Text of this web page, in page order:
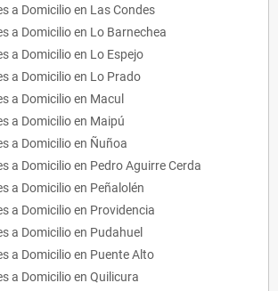
a Domicilio en Las Condes
a Domicilio en Lo Barnechea
a Domicilio en Lo Espejo
a Domicilio en Lo Prado
a Domicilio en Macul
a Domicilio en Maipú
a Domicilio en Ñuñoa
a Domicilio en Pedro Aguirre Cerda
a Domicilio en Peñalolén
a Domicilio en Providencia
a Domicilio en Pudahuel
a Domicilio en Puente Alto
a Domicilio en Quilicura